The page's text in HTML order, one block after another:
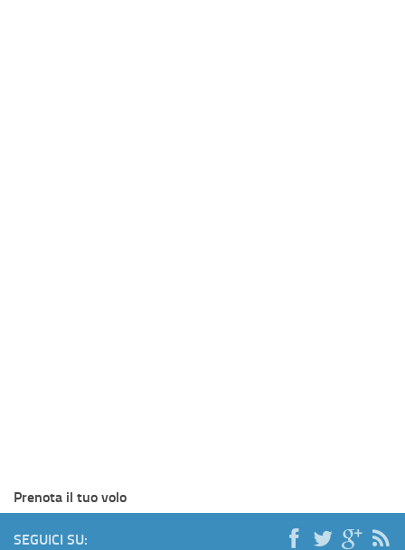
Prenota il tuo volo
SEGUICI SU: